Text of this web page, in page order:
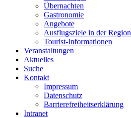
Übernachten
Gastronomie
Angebote
Ausflugsziele in der Region
Tourist-Informationen
Veranstaltungen
Aktuelles
Suche
Kontakt
Impressum
Datenschutz
Barrierefreiheitserklärung
Intranet